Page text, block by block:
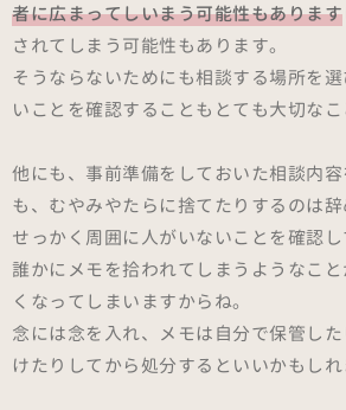
者に広まってしいまう可能性もあります
されてしまう可能性もあります。
そうならないためにも相談する場所を
いことを確認することもとても大切なこ
他にも、事前準備をしておいた相談内
も、むやみやたらに捨てたりするのは辞
せっかく周囲に人がいないことを確認し
誰かにメモを拾われてしまうようなこ
くなってしまいますからね。
念には念を入れ、メモは自分で保管し
けたりしてから処分するといいかもしれ